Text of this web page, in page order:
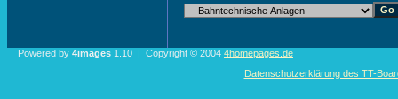
Powered by 4images 1.10 | Copyright © 2004 4homepages.de
Datenschutzerklärung des TT-